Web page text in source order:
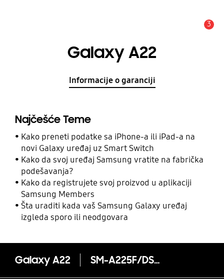
3
Galaxy A22
Informacije o garanciji
Najčešće Teme
Kako preneti podatke sa iPhone-a ili iPad-a na
novi Galaxy uređaj uz Smart Switch
Kako da svoj uređaj Samsung vratite na fabrička
podešavanja?
Kako da registrujete svoj proizvod u aplikaciji
Samsung Members
Šta uraditi kada vaš Samsung Galaxy uređaj
izgleda sporo ili neodgovara
Galaxy A22 SM-A225F/DSN